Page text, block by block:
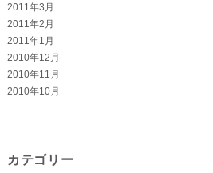
2011年3月
2011年2月
2011年1月
2010年12月
2010年11月
2010年10月
カテゴリー